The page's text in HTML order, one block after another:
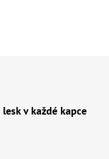
v každé kapce